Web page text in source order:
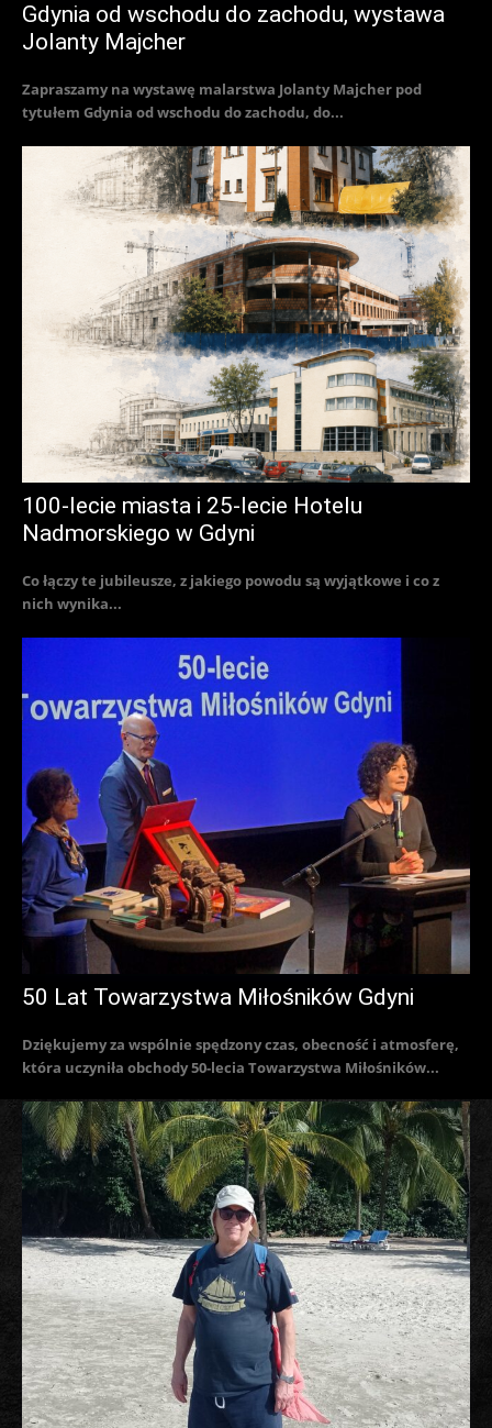
Gdynia od wschodu do zachodu, wystawa
Jolanty Majcher
Zapraszamy na wystawę malarstwa Jolanty Majcher pod
tytułem Gdynia od wschodu do zachodu, do...
100-lecie miasta i 25-lecie Hotelu
Nadmorskiego w Gdyni
Co łączy te jubileusze, z jakiego powodu są wyjątkowe i co z
nich wynika...
50 Lat Towarzystwa Miłośników Gdyni
Dziękujemy za wspólnie spędzony czas, obecność i atmosferę,
która uczyniła obchody 50-lecia Towarzystwa Miłośników...